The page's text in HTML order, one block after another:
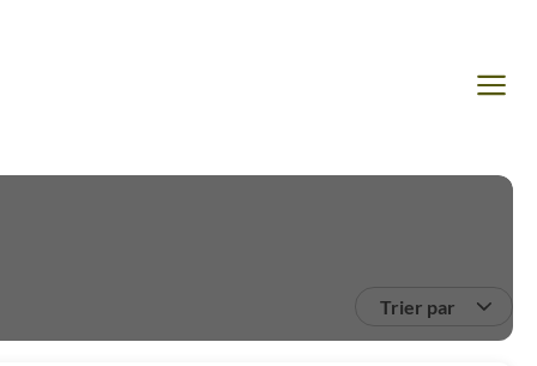
Trier par